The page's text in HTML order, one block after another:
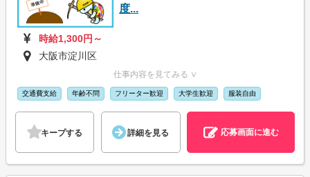
度...
時給1,300円～
大阪市淀川区
仕事内容を見てみる ∨
交通費支給 年齢不問 フリーター歓迎 大学生歓迎 服装自由
キープする 詳細を見る 応募画面に進む